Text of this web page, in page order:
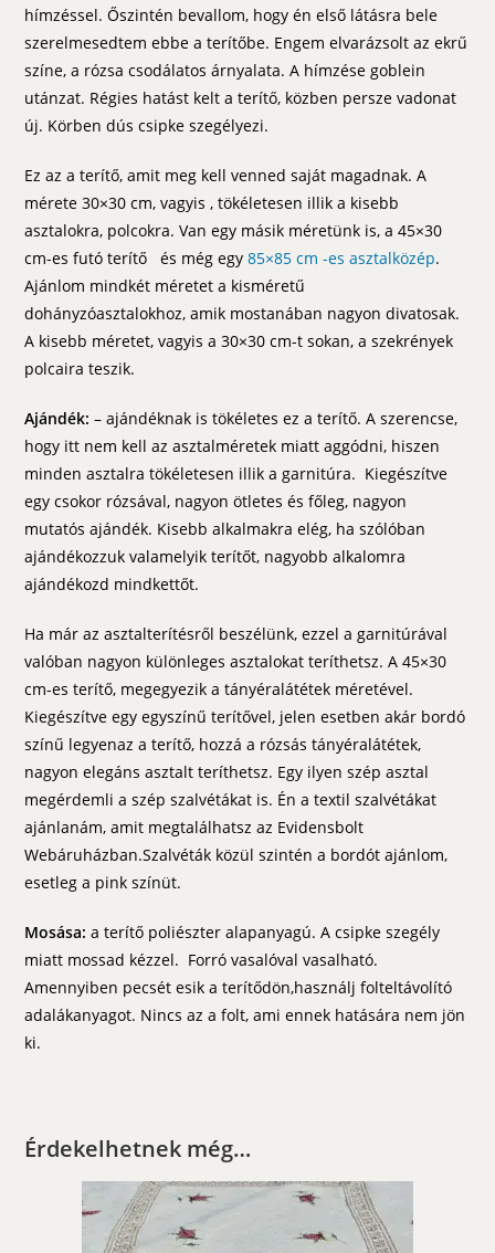
hímzéssel. Őszintén bevallom, hogy én első látásra bele
szerelmesedtem ebbe a terítőbe. Engem elvarázsolt az ekrű
színe, a rózsa csodálatos árnyalata. A hímzése goblein
utánzat. Régies hatást kelt a terítő, közben persze vadonat
új. Körben dús csipke szegélyezi.
Ez az a terítő, amit meg kell venned saját magadnak. A
mérete 30×30 cm, vagyis , tökéletesen illik a kisebb
asztalokra, polcokra. Van egy másik méretünk is, a 45×30
cm-es futó terítő és még egy 85×85 cm -es asztalközép.
Ajánlom mindkét méretet a kisméretű
dohányzóasztalokhoz, amik mostanában nagyon divatosak.
A kisebb méretet, vagyis a 30×30 cm-t sokan, a szekrények
polcaira teszik.
Ajándék: – ajándéknak is tökéletes ez a terítő. A szerencse,
hogy itt nem kell az asztalméretek miatt aggódni, hiszen
minden asztalra tökéletesen illik a garnitúra. Kiegészítve
egy csokor rózsával, nagyon ötletes és főleg, nagyon
mutatós ajándék. Kisebb alkalmakra elég, ha szólóban
ajándékozzuk valamelyik terítőt, nagyobb alkalomra
ajándékozd mindkettőt.
Ha már az asztalterítésről beszélünk, ezzel a garnitúrával
valóban nagyon különleges asztalokat teríthetsz. A 45×30
cm-es terítő, megegyezik a tányéralátétek méretével.
Kiegészítve egy egyszínű terítővel, jelen esetben akár bordó
színű legyenaz a terítő, hozzá a rózsás tányéralátétek,
nagyon elegáns asztalt teríthetsz. Egy ilyen szép asztal
megérdemli a szép szalvétákat is. Én a textil szalvétákat
ajánlanám, amit megtalálhatsz az Evidensbolt
Webáruházban.Szalvéták közül szintén a bordót ajánlom,
esetleg a pink színüt.
Mosása: a terítő poliészter alapanyagú. A csipke szegély
miatt mossad kézzel. Forró vasalóval vasalható.
Amennyiben pecsét esik a terítődön,használj folteltávolító
adalákanyagot. Nincs az a folt, ami ennek hatására nem jön
ki.
Érdekelhetnek még…